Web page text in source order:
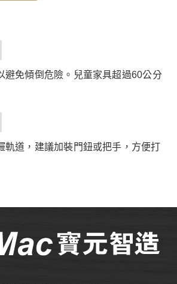
避免傾倒危險。兒童家具超過60公分
軌道，建議加裝門鈕或把手，方便打